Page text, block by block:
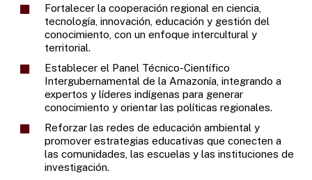
Fortalecer la cooperación regional en ciencia,
tecnología, innovación, educación y gestión del
conocimiento, con un enfoque intercultural y
territorial.
Establecer el Panel Técnico-Científico
Intergubernamental de la Amazonía, integrando a
expertos y líderes indígenas para generar
conocimiento y orientar las políticas regionales.
Reforzar las redes de educación ambiental y
promover estrategias educativas que conecten a
las comunidades, las escuelas y las instituciones de
investigación.